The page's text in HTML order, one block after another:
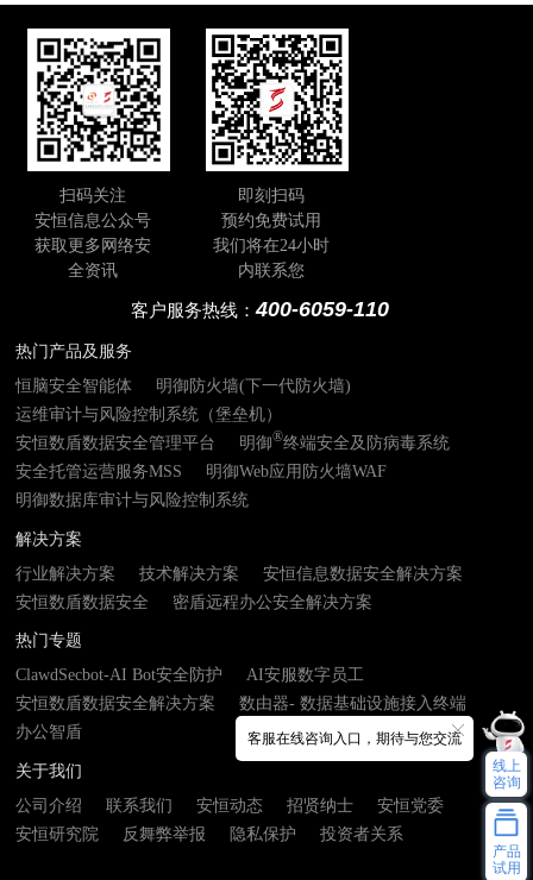
扫码关注
安恒信息公众号
获取更多网络安
全资讯
即刻扫码
预约免费试用
我们将在24小时
内联系您
客户服务热线：400-6059-110
热门产品及服务
恒脑安全智能体
明御防火墙(下一代防火墙)
运维审计与风险控制系统（堡垒机）
安恒数盾数据安全管理平台
明御®终端安全及防病毒系统
安全托管运营服务MSS
明御Web应用防火墙WAF
明御数据库审计与风险控制系统
解决方案
行业解决方案
技术解决方案
安恒信息数据安全解决方案
安恒数盾数据安全
密盾远程办公安全解决方案
热门专题
ClawdSecbot-AI Bot安全防护
AI安服数字员工
安恒数盾数据安全解决方案
数由器- 数据基础设施接入终端
办公智盾
关于我们
公司介绍
联系我们 安恒动态 招贤纳士
安恒党委
安恒研究院
反舞弊举报 隐私保护 投资者关系
客服在线咨询入口，期待与您交流
线上
咨询
产品
试用